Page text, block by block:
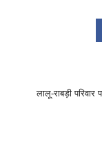
लालू-राबड़ी